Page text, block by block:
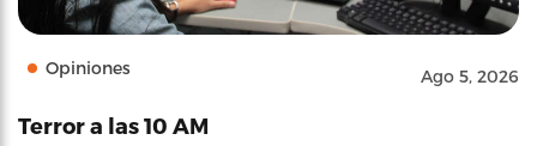
Opiniones Ago 5, 2026
Terror a las 10 AM